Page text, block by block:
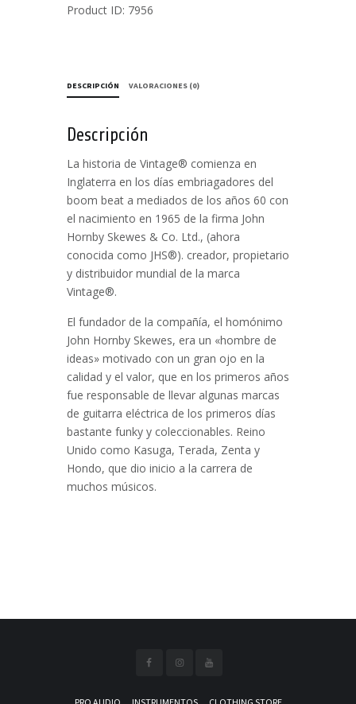
Product ID: 7956
DESCRIPCIÓN VALORACIONES (0)
Descripción
La historia de Vintage® comienza en
Inglaterra en los días embriagadores del
boom beat a mediados de los años 60 con
el nacimiento en 1965 de la firma John
Hornby Skewes & Co. Ltd., (ahora
conocida como JHS®). creador, propietario
y distribuidor mundial de la marca
Vintage®.
El fundador de la compañía, el homónimo
John Hornby Skewes, era un «hombre de
ideas» motivado con un gran ojo en la
calidad y el valor, que en los primeros años
fue responsable de llevar algunas marcas
de guitarra eléctrica de los primeros días
bastante funky y coleccionables. Reino
Unido como Kasuga, Terada, Zenta y
Hondo, que dio inicio a la carrera de
muchos músicos.